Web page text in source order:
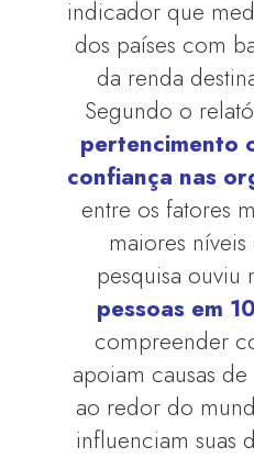
indicador que
dos países com
da renda
Segundo o
pertencimento
confiança nas
entre os fatores
maiores
pesquisa ouviu
pessoas em
compreender
apoiam causas
ao redor do
influenciam suas